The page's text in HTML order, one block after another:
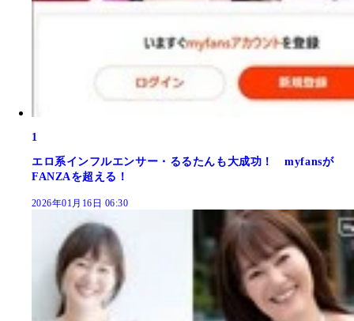
1
エロ系インフルエンサー・るるたんも大成功！ myfansが
FANZAを超える！
2026年01月16日 06:30